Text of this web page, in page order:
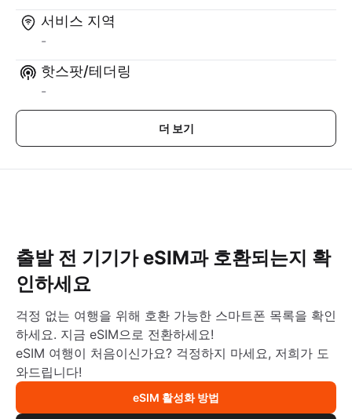
서비스 지역
-
핫스팟/테더링
-
더 보기
출발 전 기기가 eSIM과 호환되는지 확
인하세요
걱정 없는 여행을 위해 호환 가능한 스마트폰 목록을 확인
하세요. 지금 eSIM으로 전환하세요!
eSIM 여행이 처음이신가요? 걱정하지 마세요, 저희가 도
와드립니다!
eSIM 활성화 방법